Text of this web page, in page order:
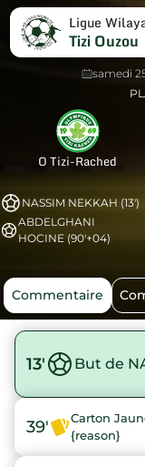
Ligue
Tizi Ouzou
samedi
O Tizi-Rached
NASSIM NEKKAH (13')
ABDELGHANI
HOCINE (90'+04)
Commentaire
13' But de
39'
Carton
{reason}